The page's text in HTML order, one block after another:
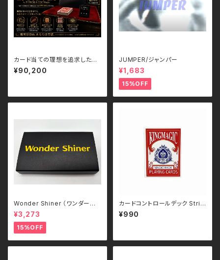
カード当ての理想を追求したシ
ステム I.S.Y.C. by T-TECH &
TCC Magic
¥90,200
JUMPER/ジャンパー
¥1,683
15%OFF
Wonder Shiner （ワンダーシャ
イナー）
¥3,273
15%OFF
カードコントロールデック Strip
per Deck（KING MAGIC）- 日
本語補足解説+動画解説付
¥990